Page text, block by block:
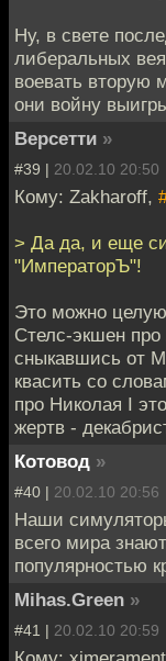
Ну, в свете
либеральных
воевать вторую
они войну
Версетти »
#39 | 20.02.10 20:50
Кому: Zakharoff,
> Да да, и еще
"ИмператорЪ"!
Это можно
Стелс-экшен
сныкавшись от
квасить со
про Николая I
жертв -
Котовод »
#40 | 20.02.10 20:56
Наши
всего мира
популярностью
Mihas.Green »
#41 | 20.02.10 20:59